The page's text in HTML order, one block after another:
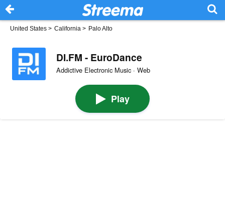
United States > California > Palo Alto
DI.FM - EuroDance
Addictive Electronic Music · Web
Play